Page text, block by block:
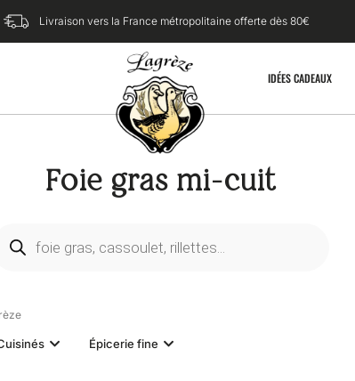
Livraison vers la France métropolitaine offerte dès 80€​
IDÉES CADEAUX
Foie gras mi-cuit
Épicerie fine